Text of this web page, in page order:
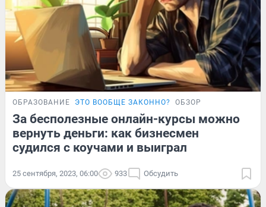
ОБРАЗОВАНИЕ ЭТО ВООБЩЕ ЗАКОННО? ОБЗОР
За бесполезные онлайн-курсы можно
вернуть деньги: как бизнесмен
судился с коучами и выиграл
25 сентября, 2023, 06:00 933 Обсудить